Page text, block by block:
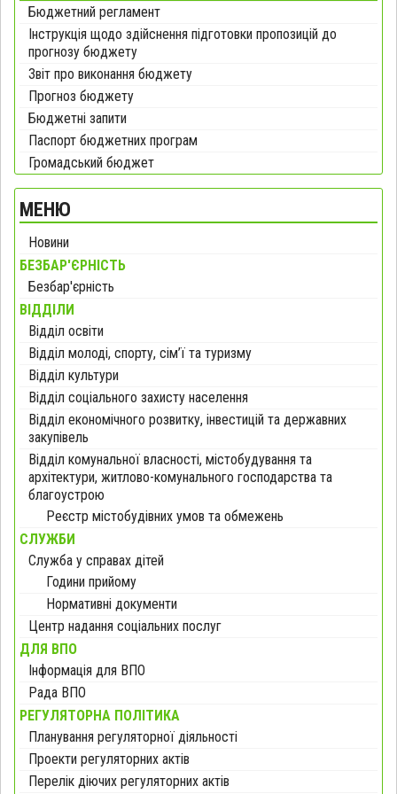
Бюджетний регламент
Інструкція щодо здійснення підготовки пропозицій до
прогнозу бюджету
Звіт про виконання бюджету
Прогноз бюджету
Бюджетні запити
Паспорт бюджетних програм
Громадський бюджет
МЕНЮ
Новини
БЕЗБАР'ЄРНІСТЬ
Безбар'єрність
ВІДДІЛИ
Відділ освіти
Відділ молоді, спорту, сім’ї та туризму
Відділ культури
Відділ соціального захисту населення
Відділ економічного розвитку, інвестицій та державних
закупівель
Відділ комунальної власності, містобудування та
архітектури, житлово-комунального господарства та
благоустрою
Реєстр містобудівних умов та обмежень
СЛУЖБИ
Служба у справах дітей
Години прийому
Нормативні документи
Центр надання соціальних послуг
ДЛЯ ВПО
Інформація для ВПО
Рада ВПО
РЕГУЛЯТОРНА ПОЛІТИКА
Планування регуляторної діяльності
Проекти регуляторних актів
Перелік діючих регуляторних актів